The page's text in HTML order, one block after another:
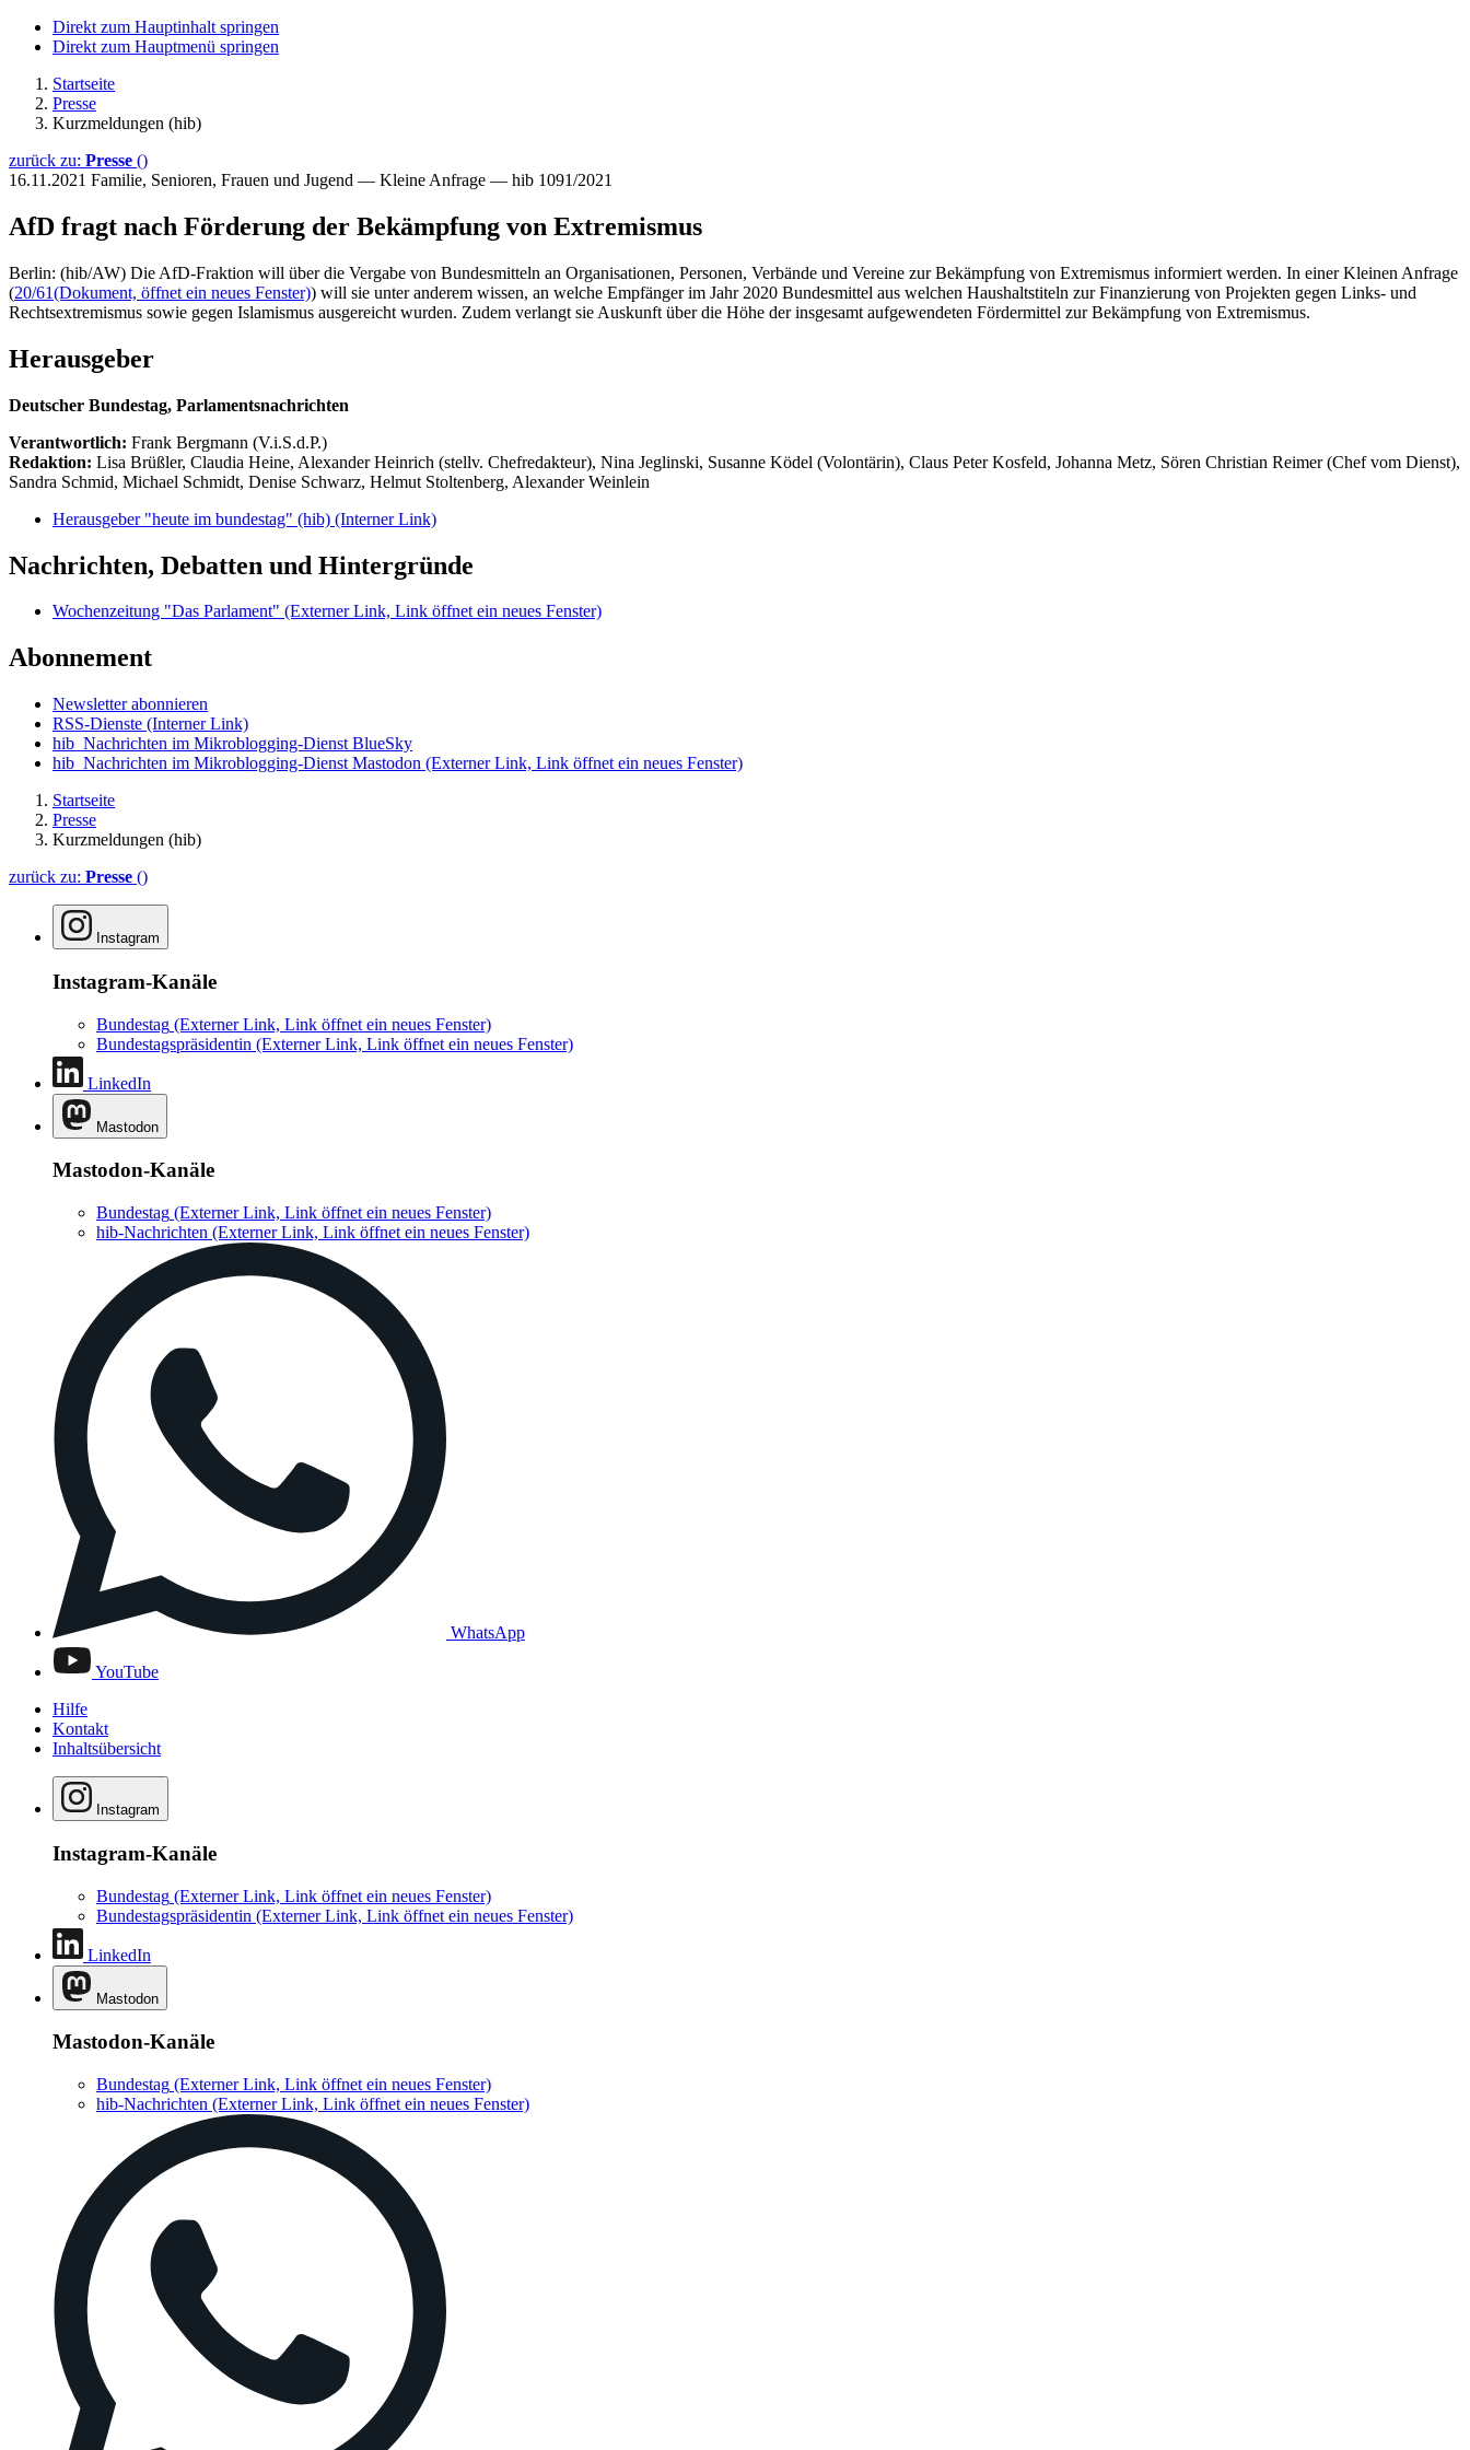
Direkt zum Hauptinhalt springen
Direkt zum Hauptmenü springen
Startseite
Presse
Kurzmeldungen (hib)
zurück zu: Presse ()
16.11.2021 Familie, Senioren, Frauen und Jugend — Kleine Anfrage — hib 1091/2021
AfD fragt nach Förderung der Bekämpfung von Extremismus
Berlin: (hib/AW) Die AfD-Fraktion will über die Vergabe von Bundesmitteln an Organisationen, Personen, Verbände und Vereine zur Bekämpfung von Extremismus informiert werden. In einer Kleinen Anfrage
(20/61(Dokument, öffnet ein neues Fenster)) will sie unter anderem wissen, an welche Empfänger im Jahr 2020 Bundesmittel aus welchen Haushaltstiteln zur Finanzierung von Projekten gegen Links- und
Rechtsextremismus sowie gegen Islamismus ausgereicht wurden. Zudem verlangt sie Auskunft über die Höhe der insgesamt aufgewendeten Fördermittel zur Bekämpfung von Extremismus.
Herausgeber
Deutscher Bundestag, Parlamentsnachrichten
Verantwortlich: Frank Bergmann (V.i.S.d.P.)
Redaktion: Lisa Brüßler, Claudia Heine, Alexander Heinrich (stellv. Chefredakteur), Nina Jeglinski, Susanne Ködel (Volontärin), Claus Peter Kosfeld, Johanna Metz, Sören Christian Reimer (Chef vom Dienst),
Sandra Schmid, Michael Schmidt, Denise Schwarz, Helmut Stoltenberg, Alexander Weinlein
Herausgeber "heute im bundestag" (hib) (Interner Link)
Nachrichten, Debatten und Hintergründe
Wochenzeitung "Das Parlament" (Externer Link, Link öffnet ein neues Fenster)
Abonnement
Newsletter abonnieren
RSS-Dienste (Interner Link)
hib_Nachrichten im Mikroblogging-Dienst BlueSky
hib_Nachrichten im Mikroblogging-Dienst Mastodon (Externer Link, Link öffnet ein neues Fenster)
Startseite
Presse
Kurzmeldungen (hib)
zurück zu: Presse ()
Instagram
Instagram-Kanäle
Bundestag (Externer Link, Link öffnet ein neues Fenster)
Bundestagspräsidentin (Externer Link, Link öffnet ein neues Fenster)
LinkedIn
Mastodon
Mastodon-Kanäle
Bundestag (Externer Link, Link öffnet ein neues Fenster)
hib-Nachrichten (Externer Link, Link öffnet ein neues Fenster)
WhatsApp
YouTube
Hilfe
Kontakt
Inhaltsübersicht
Instagram
Instagram-Kanäle
Bundestag (Externer Link, Link öffnet ein neues Fenster)
Bundestagspräsidentin (Externer Link, Link öffnet ein neues Fenster)
LinkedIn
Mastodon
Mastodon-Kanäle
Bundestag (Externer Link, Link öffnet ein neues Fenster)
hib-Nachrichten (Externer Link, Link öffnet ein neues Fenster)